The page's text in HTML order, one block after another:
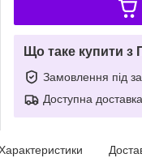
Що таке купити з
Замовлення під
Доступна доставка